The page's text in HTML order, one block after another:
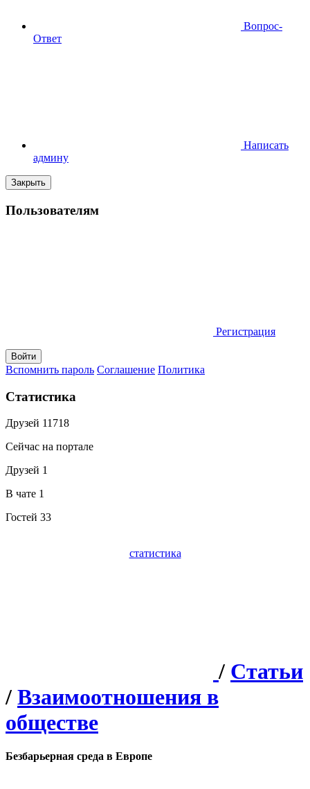
Вопрос-
Ответ
Написать
админу
Закрыть
Пользователям
Регистрация
Вспомнить пароль Соглашение Политика
Статистика
Друзей 11718
Сейчас на портале
Друзей 1
В чате 1
Гостей 33
статистика
/ Статьи
/ Взаимоотношения в
обществе
Безбарьерная среда в Европе